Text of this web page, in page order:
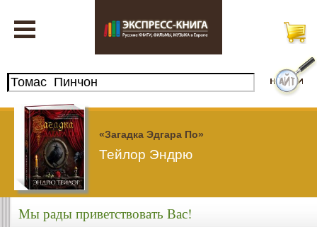
«Загадка Эдгара По»
Тейлор Эндрю
Мы рады приветствовать Вас!